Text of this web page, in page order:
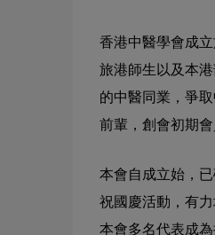
香港中醫學會成
旅港師生以及本
的中醫同業，爭
前輩，創會初期會
本會自成立始，
祝國慶活動，有
本會多名代表成